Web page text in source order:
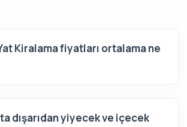
Kiralama fiyatları ortalama ne
dışarıdan yiyecek ve içecek